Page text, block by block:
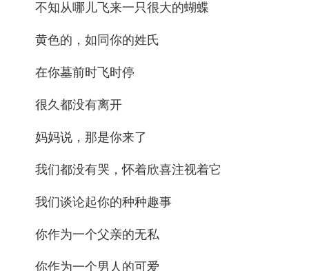
不知从哪儿飞来一只很大的蝴蝶
黄色的，如同你的姓氏
在你墓前时飞时停
很久都没有离开
妈妈说，那是你来了
我们都没有哭，怀着欣喜注视着它
我们谈论起你的种种趣事
你作为一个父亲的无私
你作为一个男人的可爱